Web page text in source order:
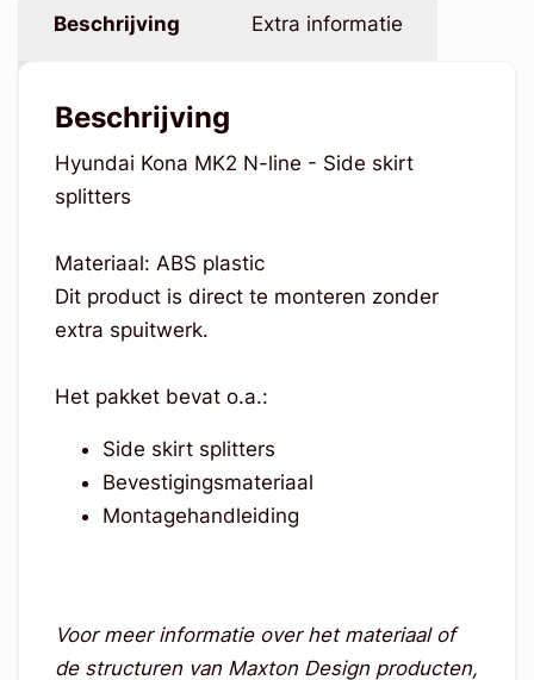
Beschrijving Extra informatie
Beschrijving
Hyundai Kona MK2 N-line - Side skirt
splitters
Materiaal: ABS plastic
Dit product is direct te monteren zonder
extra spuitwerk.
Het pakket bevat o.a.:
Side skirt splitters
Bevestigingsmateriaal
Montagehandleiding
Voor meer informatie over het materiaal of
de structuren van Maxton Design producten,